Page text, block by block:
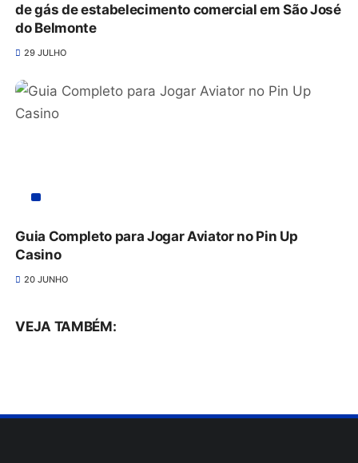
de gás de estabelecimento comercial em São José
do Belmonte
29 JULHO
Guia Completo para Jogar Aviator no Pin Up
Casino
20 JUNHO
VEJA TAMBÉM: